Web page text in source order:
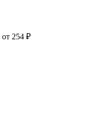
от 254 ₽